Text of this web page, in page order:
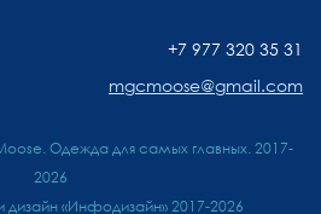
+7 977 320 35 31
mgcmoose@gmail.com
Одежда для самых главных. 2017-
2026
дизайн «Инфодизайн»2017-2026